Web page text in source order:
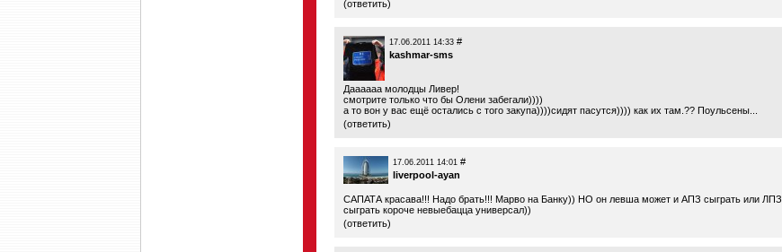
(ответить)
17.06.2011 14:33 #
kashmar-sms
Даааааа молодцы Ливер!
смотрите только что бы Олени забегали))))
а то вон у вас ещё остались с того закупа))))сидят пасутся)))) как их там.?? Поульсены...
(ответить)
17.06.2011 14:01 #
liverpool-ayan
САПАТА красава!!! Надо брать!!! Марво на Банку)) НО он левша может и АПЗ сыграть или ЛПЗ
сыграть короче невыебацца универсал))
(ответить)